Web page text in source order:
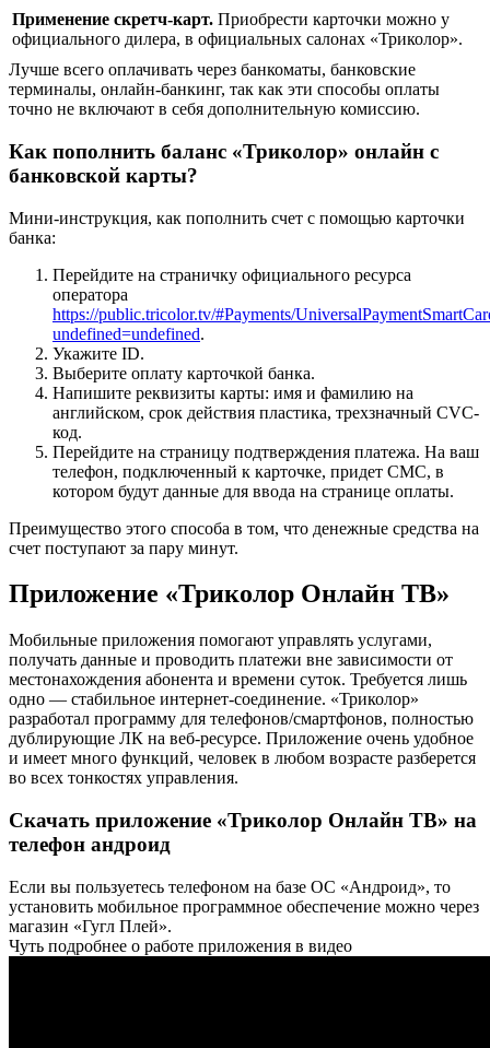
Применение скретч-карт. Приобрести карточки можно у
официального дилера, в официальных салонах «Триколор».
Лучше всего оплачивать через банкоматы, банковские
терминалы, онлайн-банкинг, так как эти способы оплаты
точно не включают в себя дополнительную комиссию.
Как пополнить баланс «Триколор» онлайн с
банковской карты?
Мини-инструкция, как пополнить счет с помощью карточки
банка:
Перейдите на страничку официального ресурса
оператора
https://public.tricolor.tv/#Payments/
undefined=undefined.
Укажите ID.
Выберите оплату карточкой банка.
Напишите реквизиты карты: имя и фамилию на
английском, срок действия пластика, трехзначный CVC-
код.
Перейдите на страницу подтверждения платежа. На ваш
телефон, подключенный к карточке, придет СМС, в
котором будут данные для ввода на странице оплаты.
Преимущество этого способа в том, что денежные средства на
счет поступают за пару минут.
Приложение «Триколор Онлайн ТВ»
Мобильные приложения помогают управлять услугами,
получать данные и проводить платежи вне зависимости от
местонахождения абонента и времени суток. Требуется лишь
одно — стабильное интернет-соединение. «Триколор»
разработал программу для телефонов/смартфонов, полностью
дублирующие ЛК на веб-ресурсе. Приложение очень удобное
и имеет много функций, человек в любом возрасте разберется
во всех тонкостях управления.
Скачать приложение «Триколор Онлайн ТВ» на
телефон андроид
Если вы пользуетесь телефоном на базе ОС «Андроид», то
установить мобильное программное обеспечение можно через
магазин «Гугл Плей».
Чуть подробнее о работе приложения в видео